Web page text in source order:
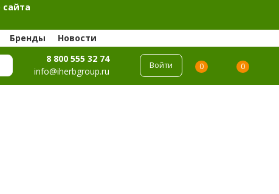
сайта
Бренды Новости
8 800 555 32 74
info@iherbgroup.ru
Войти 0 0